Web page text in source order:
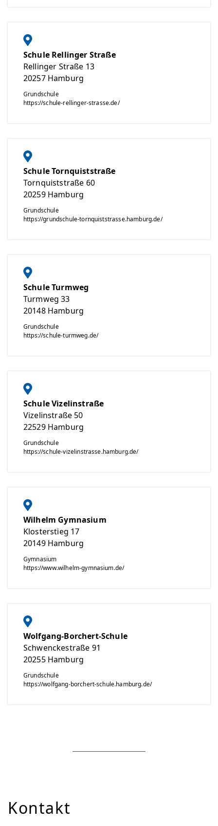
Schule Rellinger Straße
Rellinger Straße 13
20257 Hamburg
Grundschule
https://schule-rellinger-strasse.de/
Schule Tornquiststraße
Tornquiststraße 60
20259 Hamburg
Grundschule
https://grundschule-tornquiststrasse.hamburg.de/
Schule Turmweg
Turmweg 33
20148 Hamburg
Grundschule
https://schule-turmweg.de/
Schule Vizelinstraße
Vizelinstraße 50
22529 Hamburg
Grundschule
https://schule-vizelinstrasse.hamburg.de/
Wilhelm Gymnasium
Klosterstieg 17
20149 Hamburg
Gymnasium
https://www.wilhelm-gymnasium.de/
Wolfgang-Borchert-Schule
Schwenckestraße 91
20255 Hamburg
Grundschule
https://wolfgang-borchert-schule.hamburg.de/
Kontakt